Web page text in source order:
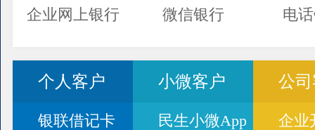
企业网上银行 微信银行 电
个人客户
银联借记卡
小微客户
民生小微App
公
企业